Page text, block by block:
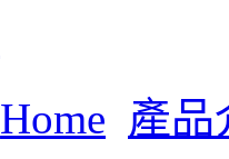
Home 產品